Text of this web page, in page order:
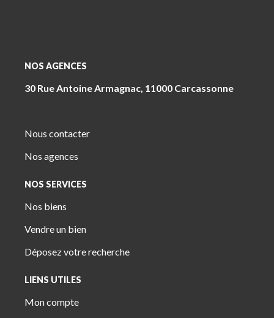
NOS AGENCES
30 Rue Antoine Armagnac, 11000 Carcassonne
Nous contacter
Nos agences
NOS SERVICES
Nos biens
Vendre un bien
Déposez votre recherche
LIENS UTILES
Mon compte